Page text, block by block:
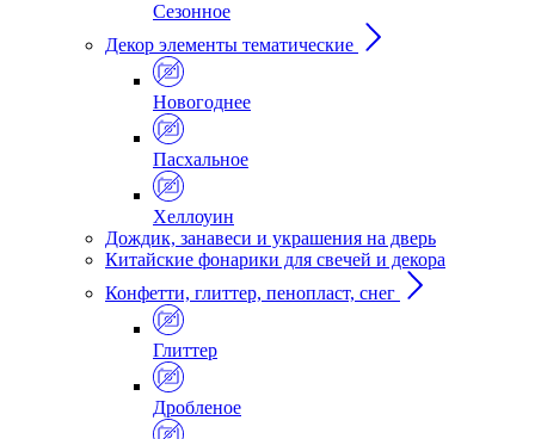
Сезонное
Декор элементы тематические
Новогоднее
Пасхальное
Хеллоуин
Дождик, занавеси и украшения на дверь
Китайские фонарики для свечей и декора
Конфетти, глиттер, пенопласт, снег
Глиттер
Дробленое